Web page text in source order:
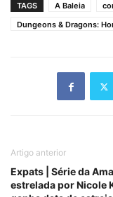
TAGS A Baleia
Dungeons & Dragons:
Artigo anterior
Expats | Série da
estrelada por Nicole